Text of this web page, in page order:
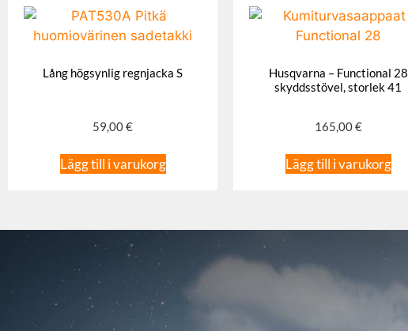
Lång högsynlig regnjacka S
59,00€
Lägg till i varukorg
Husqvarna – Functional 28
skyddsstövel, storlek 41
165,00€
Lägg till i varukorg